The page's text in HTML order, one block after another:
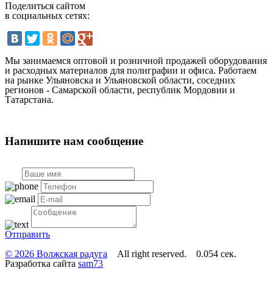
Поделиться сайтом
в социальных сетях:
Мы занимаемся оптовой и розничной продажей оборудования
и расходных материалов для полиграфии и офиса. Работаем
на рынке Ульяновска и Ульяновской области, соседних
регионов - Самарской области, республик Мордовии и
Татарстана.
Напишите нам сообщение
Отправить
© 2026 Волжская радуга All right reserved. 0.054 сек.
Разработка сайта sam73